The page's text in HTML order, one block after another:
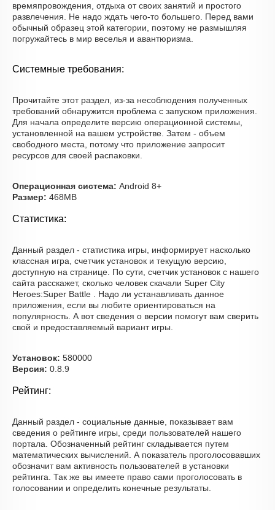
времяпровождения, отдыха от своих занятий и простого
развлечения. Не надо ждать чего-то большего. Перед вами
обычный образец этой категории, поэтому не размышляя
погружайтесь в мир веселья и авантюризма.
Системные требования:
Прочитайте этот раздел, из-за несоблюдения полученных
требований обнаружится проблема с запуском приложения.
Для начала определите версию операционной системы,
установленной на вашем устройстве. Затем - объем
свободного места, потому что приложение запросит
ресурсов для своей распаковки.
Операционная система: Android 8+
Размер: 468MB
Статистика:
Данный раздел - статистика игры, информирует насколько
классная игра, счетчик установок и текущую версию,
доступную на странице. По сути, счетчик установок с нашего
сайта расскажет, сколько человек скачали Super City
Heroes:Super Battle . Надо ли устанавливать данное
приложения, если вы любите ориентироваться на
популярность. А вот сведения о версии помогут вам сверить
свой и предоставляемый вариант игры.
Установок: 580000
Версия: 0.8.9
Рейтинг:
Данный раздел - социальные данные, показывает вам
сведения о рейтинге игры, среди пользователей нашего
портала. Обозначенный рейтинг складывается путем
математических вычислений. А показатель проголосовавших
обозначит вам активность пользователей в установки
рейтинга. Так же вы имеете право сами проголосовать в
голосовании и определить конечные результаты.